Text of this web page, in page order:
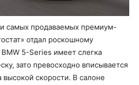
самых продаваемых премиум-
отдал роскошному
5-Series имеет слегка
зато превосходно вписывается
скорости. В салоне